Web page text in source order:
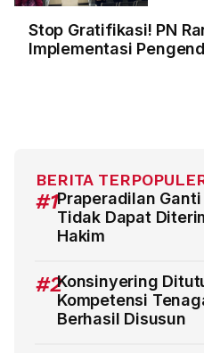
Stop Gratifikasi! PN
Implementasi
BERITA
#1Praperadilan Ganti
Tidak Dapat
Hakim
#2Konsinyering
Kompetensi
Berhasil Disusun